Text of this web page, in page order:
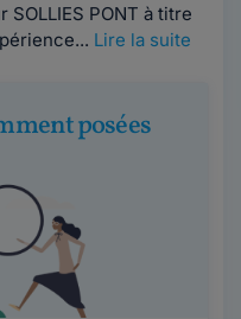
SOLLIES PONT à titre
Lire la suite
posées